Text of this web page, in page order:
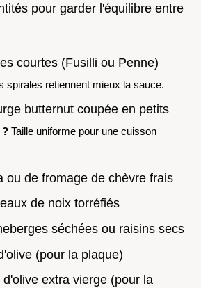
pour garder l'équilibre entre
courtes (Fusilli ou Penne)
spirales retiennent mieux la sauce.
butternut coupée en petits
? Taille uniforme pour une cuisson
ou de fromage de chèvre frais
de noix torréfiés
séchées ou raisins secs
(pour la plaque)
d'olive extra vierge (pour la